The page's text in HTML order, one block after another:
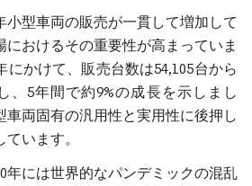
小型車両の販売が一貫して増加して
におけるその重要性が高まっていま
にかけて、販売台数は54,105台から
、5年間で約9%の成長を示しまし
車両固有の汎用性と実用性に後押し
います。
年には世界的なパンデミックの混乱